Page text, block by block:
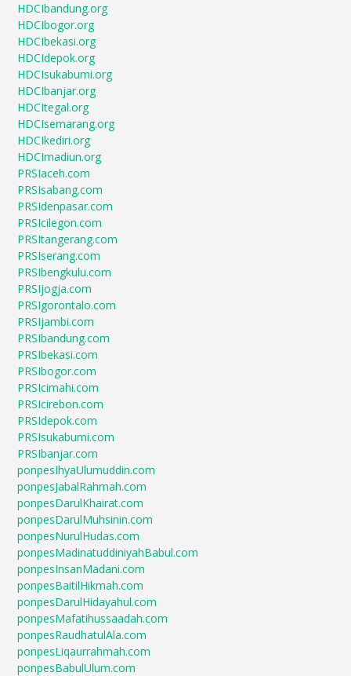
HDCIbandung.org
HDCIbogor.org
HDCIbekasi.org
HDCIdepok.org
HDCIsukabumi.org
HDCIbanjar.org
HDCItegal.org
HDCIsemarang.org
HDCIkediri.org
HDCImadiun.org
PRSIaceh.com
PRSIsabang.com
PRSIdenpasar.com
PRSIcilegon.com
PRSItangerang.com
PRSIserang.com
PRSIbengkulu.com
PRSIjogja.com
PRSIgorontalo.com
PRSIjambi.com
PRSIbandung.com
PRSIbekasi.com
PRSIbogor.com
PRSIcimahi.com
PRSIcirebon.com
PRSIdepok.com
PRSIsukabumi.com
PRSIbanjar.com
ponpesIhyaUlumuddin.com
ponpesJabalRahmah.com
ponpesDarulKhairat.com
ponpesDarulMuhsinin.com
ponpesNurulHudas.com
ponpesMadinatuddiniyahBabul.com
ponpesInsanMadani.com
ponpesBaitilHikmah.com
ponpesDarulHidayahul.com
ponpesMafatihussaadah.com
ponpesRaudhatulAla.com
ponpesLiqaurrahmah.com
ponpesBabulUlum.com